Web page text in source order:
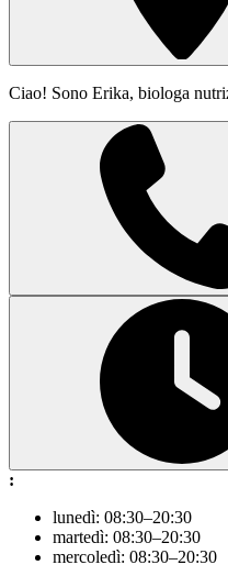
Ciao! Sono Erika, biologa
:
lunedì: 08:30–20:30
martedì: 08:30–20:30
mercoledì: 08:30–20:30